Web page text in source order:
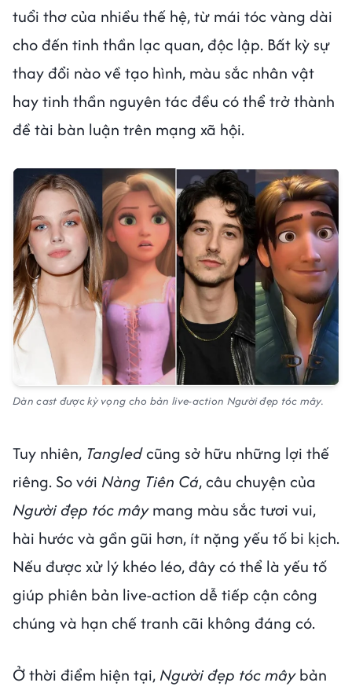
tuổi thơ của nhiều thế hệ, từ mái tóc vàng dài
cho đến tinh thần lạc quan, độc lập. Bất kỳ sự
thay đổi nào về tạo hình, màu sắc nhân vật
hay tinh thần nguyên tác đều có thể trở thành
đề tài bàn luận trên mạng xã hội.
Dàn cast được kỳ vọng cho bản live-action Người đẹp tóc mây.
Tuy nhiên, Tangledcũng sở hữu những lợi thế
riêng. So với Nàng Tiên Cá, câu chuyện của
Người đẹp tóc mâymang màu sắc tươi vui,
hài hước và gần gũi hơn, ít nặng yếu tố bi kịch.
Nếu được xử lý khéo léo, đây có thể là yếu tố
giúp phiên bản live-action dễ tiếp cận công
chúng và hạn chế tranh cãi không đáng có.
Ở thời điểm hiện tại, Người đẹp tóc mâybản